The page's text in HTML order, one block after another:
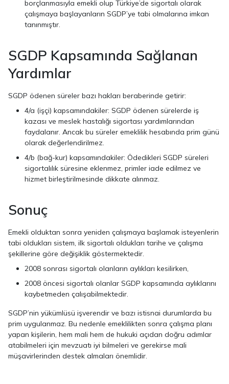
borçlanmasıyla emekli olup Türkiye’de sigortalı olarak
çalışmaya başlayanların SGDP’ye tabi olmalarına imkan
tanınmıştır.
SGDP Kapsamında Sağlanan
Yardımlar
SGDP ödenen süreler bazı hakları beraberinde getirir:
4/a (işçi) kapsamındakiler: SGDP ödenen sürelerde iş
kazası ve meslek hastalığı sigortası yardımlarından
faydalanır. Ancak bu süreler emeklilik hesabında prim günü
olarak değerlendirilmez.
4/b (bağ-kur) kapsamındakiler: Ödedikleri SGDP süreleri
sigortalılık süresine eklenmez, primler iade edilmez ve
hizmet birleştirilmesinde dikkate alınmaz.
Sonuç
Emekli olduktan sonra yeniden çalışmaya başlamak isteyenlerin
tabi oldukları sistem, ilk sigortalı oldukları tarihe ve çalışma
şekillerine göre değişiklik göstermektedir.
2008 sonrası sigortalı olanların aylıkları kesilirken,
2008 öncesi sigortalı olanlar SGDP kapsamında aylıklarını
kaybetmeden çalışabilmektedir.
SGDP’nin yükümlüsü işverendir ve bazı istisnai durumlarda bu
prim uygulanmaz. Bu nedenle emeklilikten sonra çalışma planı
yapan kişilerin, hem mali hem de hukuki açıdan doğru adımlar
atabilmeleri için mevzuatı iyi bilmeleri ve gerekirse mali
müşavirlerinden destek almaları önemlidir.